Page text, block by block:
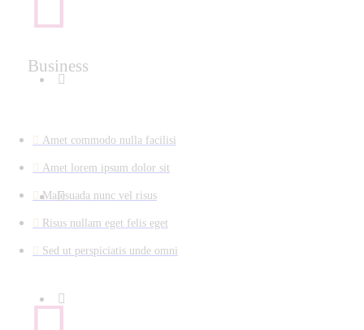
Business
Amet commodo nulla facilisi
Amet lorem ipsum dolor sit
Malesuada nunc vel risus
Risus nullam eget felis eget
Sed ut perspiciatis unde omni